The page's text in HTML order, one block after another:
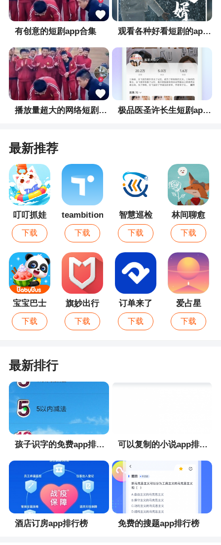
候的样子
3、宝宝养成记是一款专门为成长日记软件，宝
宝养成记可以记录您的孩子所有的成长记录，您也
可以将宝宝成长记录分享到朋友圈，与他人分享，
希望大家喜欢
4、宝宝养成记是非常好用的手机软件，这款软
件为大家带来了更多的养成记录功能，快速地就能
就到这里来下载软件进行使用吧！直接就能去进行
功能的使用的哦
有创意的短剧app合集 观看各种好看短剧的app合集
播放量超大的网络短剧app合集 极品医圣许长生短剧app合集
最新推荐
叮叮抓娃
娃
下载
teambition
下载
智慧巡检
下载
林间聊愈
室
下载
宝宝巴士
下载
旗妙出行
下载
订单来了
下载
爱占星
下载
最新排行
孩子识字的免费app排行榜 可以复制的小说app排行榜
酒店订房app排行榜 免费的搜题app排行榜